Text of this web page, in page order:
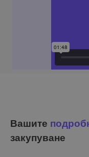
Вашите
закупуване